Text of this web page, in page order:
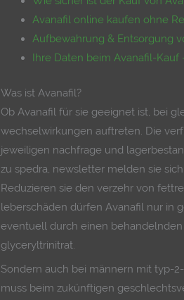
Avanafil online kaufen ohne
Aufbewahrung & Entsorgung
Ihre Daten beim Avanafil-Kauf
Was ist Avanafil?
Ob Avanafil für sie geeignet ist, bei
wechselwirkungen auftreten. Die
jeweiligen nachfrage und
zu spedra, newsletter melden sie
Reduzieren sie den verzehr von
leberschäden dürfen Avanafil nur in
eventuell durch einen
glyceryltrinitrat.
Sondern auch bei männern mit typ-
muss beim zukünftigen